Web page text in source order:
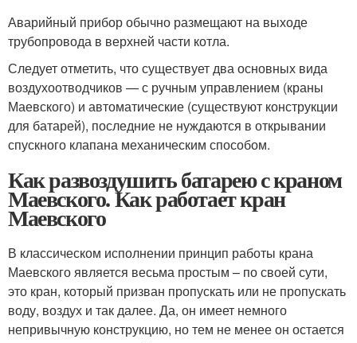
Аварийный прибор обычно размещают на выходе
трубопровода в верхней части котла.
Следует отметить, что существует два основных вида
воздухоотводчиков — с ручным управлением (краны
Маевского) и автоматические (существуют конструкции
для батарей), последние не нуждаются в открывании
спускного клапана механическим способом.
Как развоздушить батарею с краном
Маевского. Как работает кран
Маевского
В классическом исполнении принцип работы крана
Маевского является весьма простым – по своей сути,
это кран, который призван пропускать или не пропускать
воду, воздух и так далее. Да, он имеет немного
непривычную конструкцию, но тем не менее он остается